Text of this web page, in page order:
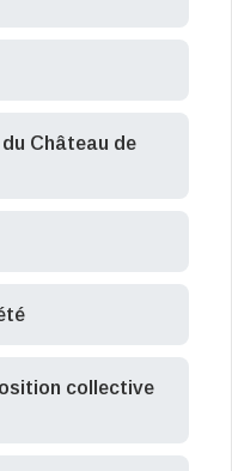
Château de
collective